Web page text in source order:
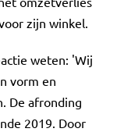
zijn winkel.
weten: 'Wij
vorm en
De afronding
2019. Door